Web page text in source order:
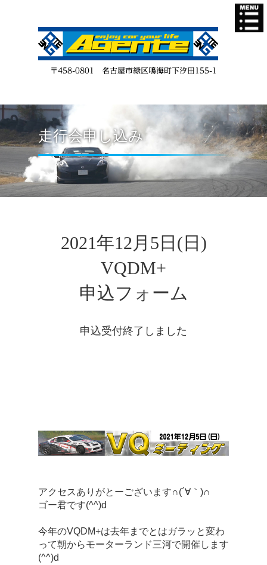
走行会申し込み
2021年12月5日(日)
VQDM+
申込フォーム
申込受付終了しました
アクセスありがとーございます∩(´∀｀)∩
ゴー君です(^^)d
今年のVQDM+は去年までとはガラッと変わ
って朝からモーターランド三河で開催します
(^^)d